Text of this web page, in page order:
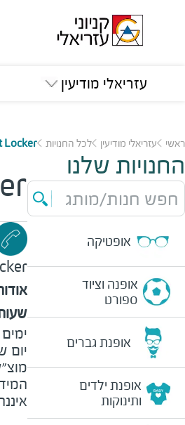
עזריאלי מודיעין
ראשי עזריאלי מודיעין לכל החנויות Locker
החנויות שלנו
חפש חנות/מותג
אופטיקה
אופנה וציוד
ספורט
אופנת גברים
אופנת ילדים
ותינוקות